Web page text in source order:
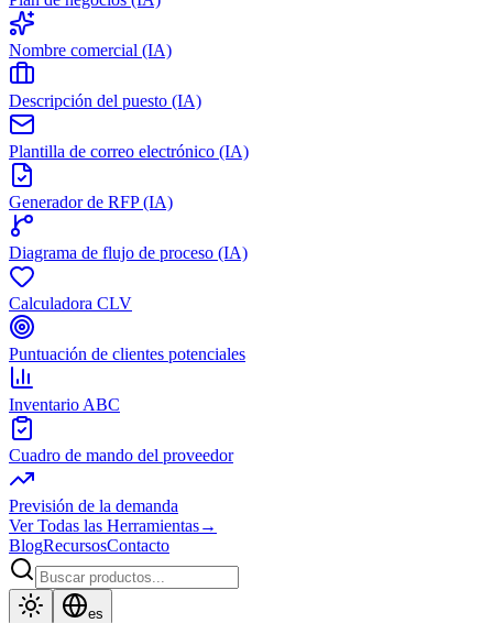
Nombre comercial (IA)
Descripción del puesto (IA)
Plantilla de correo electrónico (IA)
Generador de RFP (IA)
Diagrama de flujo de proceso (IA)
Calculadora CLV
Puntuación de clientes potenciales
Inventario ABC
Cuadro de mando del proveedor
Previsión de la demanda
Ver Todas las Herramientas→
BlogRecursosContacto
es